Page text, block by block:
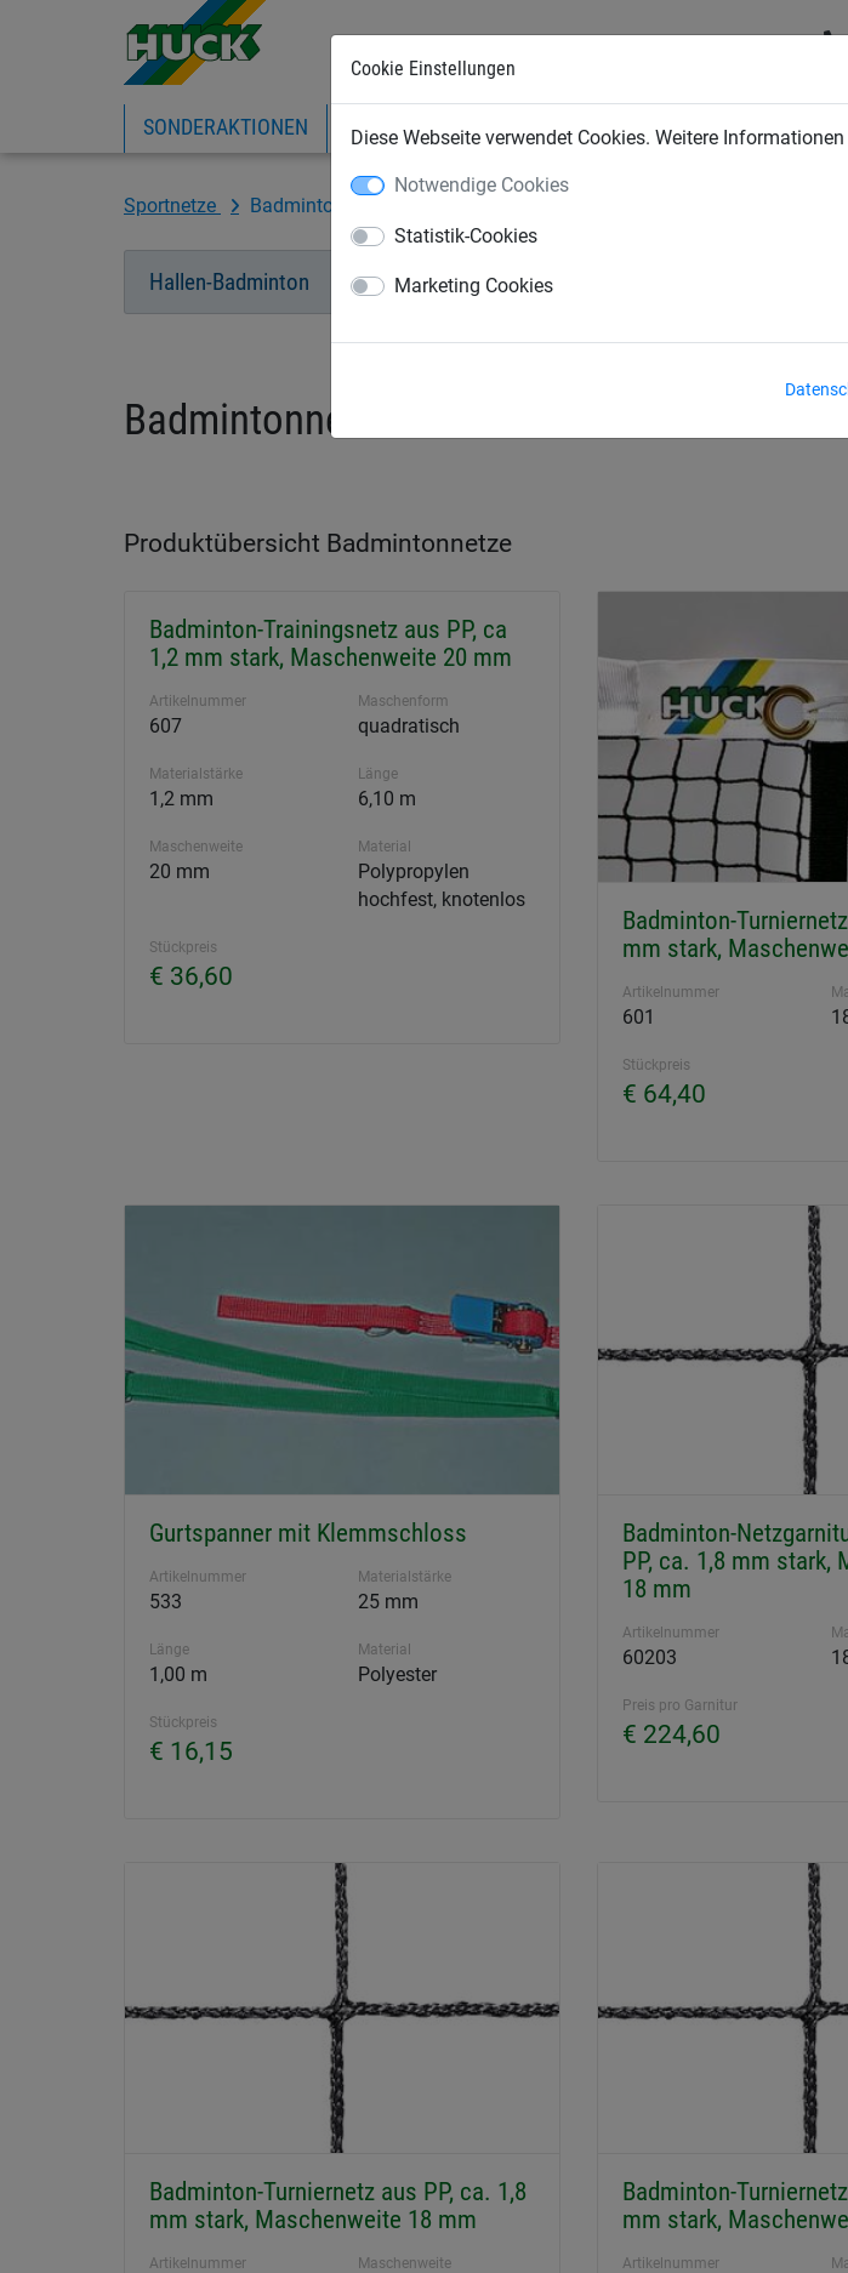
Cookie Einstellungen
Diese Webseite verwendet Cookies. Weitere
Notwendige Cookies
Statistik-Cookies
Marketing Cookies
SONDERAKTIONEN EXPRESS-SHOP INDUSTRIENETZE
Sportnetze Badmintonnetze
Hallen-Badminton Beach-Badminton
Badmintonnetze
Produktübersicht Badmintonnetze
Badminton-Trainingsnetz aus PP, ca
1,2 mm stark, Maschenweite 20 mm
Artikelnummer
607
Maschenform
quadratisch
Materialstärke
1,2 mm
Länge
6,10 m
Maschenweite
20 mm
Material
Polypropylen
hochfest, knotenlos
Stückpreis
€ 36,60
Badminton-
mm stark,
Artikelnummer
601
Stückpreis
€ 64,40
Gurtspanner mit Klemmschloss
Artikelnummer
533
Materialstärke
25 mm
Länge
1,00 m
Material
Polyester
Stückpreis
€ 16,15
Badminton-
PP, ca. 1,8 mm stark,
18 mm
Artikelnummer
60203
Preis pro Garnitur
€ 224,60
Badminton-Turniernetz aus PP, ca. 1,8
mm stark, Maschenweite 18 mm
Artikelnummer Maschenweite
Badminton-
mm stark,
Artikelnummer